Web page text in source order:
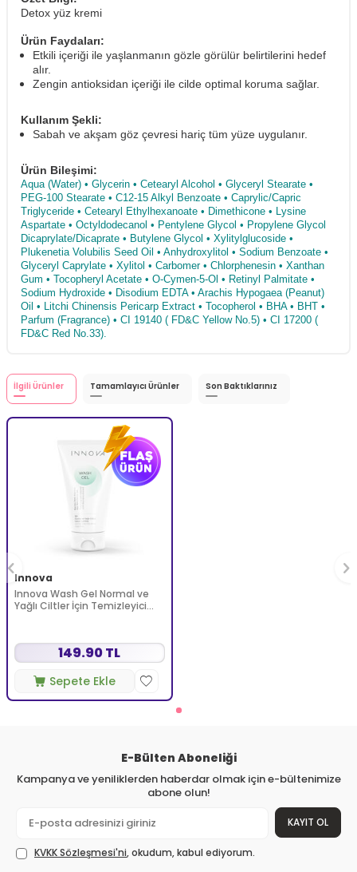
Detox yüz kremi
Ürün Faydaları:
Etkili içeriği ile yaşlanmanın gözle görülür belirtilerini hedef
alır.
Zengin antioksidan içeriği ile cilde optimal koruma sağlar.
Kullanım Şekli:
Sabah ve akşam göz çevresi hariç tüm yüze uygulanır.
Ürün Bileşimi:
Aqua (Water) • Glycerin • Cetearyl Alcohol • Glyceryl Stearate •
PEG-100 Stearate • C12-15 Alkyl Benzoate • Caprylic/Capric
Triglyceride • Cetearyl Ethylhexanoate • Dimethicone • Lysine
Aspartate • Octyldodecanol • Pentylene Glycol • Propylene Glycol
Dicaprylate/Dicaprate • Butylene Glycol • Xylitylglucoside •
Plukenetia Volubilis Seed Oil • Anhydroxylitol • Sodium Benzoate •
Glyceryl Caprylate • Xylitol • Carbomer • Chlorphenesin • Xanthan
Gum • Tocopheryl Acetate • O-Cymen-5-Ol • Retinyl Palmitate •
Sodium Hydroxide • Disodium EDTA • Arachis Hypogaea (Peanut)
Oil • Litchi Chinensis Pericarp Extract • Tocopherol • BHA • BHT •
Parfum (Fragrance) • CI 19140 ( FD&C Yellow No.5) • CI 17200 (
FD&C Red No.33).
İlgili Ürünler Tamamlayıcı Ürünler Son Baktıklarınız
Innova
Innova Wash Gel Normal ve
Yağlı Ciltler İçin Temizleyici
149.90 TL
Sepete Ekle
E-Bülten Aboneliği
Kampanya ve yeniliklerden haberdar olmak için e-bültenimize
abone olun!
KAYIT OL
KVKK Sözleşmesi'ni, okudum, kabul ediyorum.